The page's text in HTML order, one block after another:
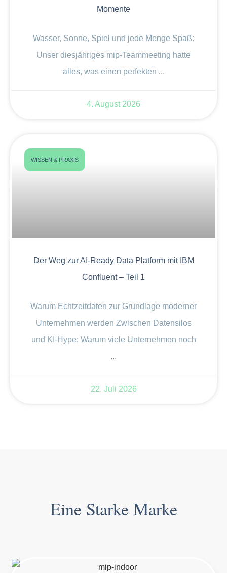
Momente
Wasser, Sonne, Spiel und jede Menge Spaß:
Unser diesjähriges mip-Teammeeting hatte
alles, was einen perfekten
4. August 2026
WISSEN & PRAXIS
Der Weg zur AI-Ready Data Platform mit IBM
Confluent – Teil 1
Warum Echtzeitdaten zur Grundlage moderner
Unternehmen werden Zwischen Datensilos
und KI-Hype: Warum viele Unternehmen noch
22. Juli 2026
Eine Starke Marke